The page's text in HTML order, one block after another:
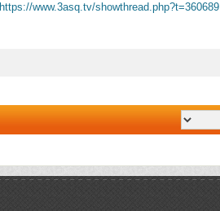
https://www.3asq.tv/showthread.php?t=360689